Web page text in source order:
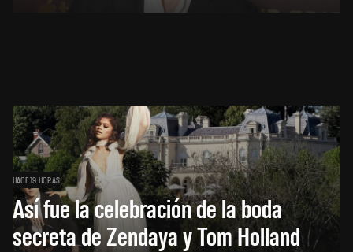
HACE 19 HORAS
Así fue la celebración de la boda
secreta de Zendaya y Tom Holland